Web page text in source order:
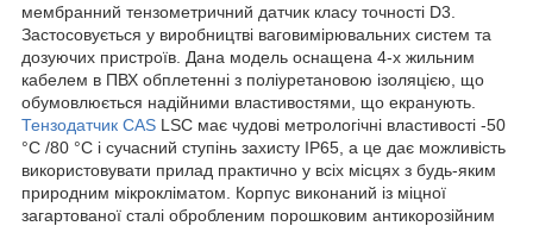
мембранний тензометричний датчик класу точності D3.
Застосовується у виробництві ваговимірювальних систем та
дозуючих пристроїв. Дана модель оснащена 4-х жильним
кабелем в ПВХ обплетенні з поліуретановою ізоляцією, що
обумовлюється надійними властивостями, що екранують.
Тензодатчик CAS LSС має чудові метрологічні властивості -50
°C /80 °C і сучасний ступінь захисту IP65, а це дає можливість
використовувати прилад практично у всіх місцях з будь-яким
природним мікрокліматом. Корпус виконаний із міцної
загартованої сталі обробленим порошковим антикорозійним